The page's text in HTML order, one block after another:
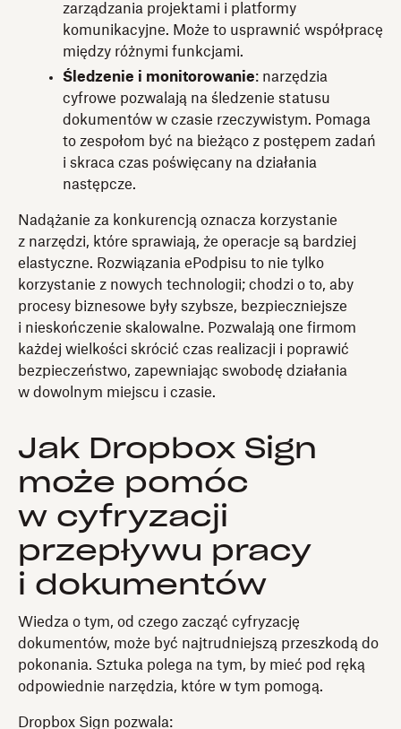
zarządzania projektami i platformy
komunikacyjne. Może to usprawnić współpracę
między różnymi funkcjami.
Śledzenie i monitorowanie: narzędzia
cyfrowe pozwalają na śledzenie statusu
dokumentów w czasie rzeczywistym. Pomaga
to zespołom być na bieżąco z postępem zadań
i skraca czas poświęcany na działania
następcze.
Nadążanie za konkurencją oznacza korzystanie
z narzędzi, które sprawiają, że operacje są bardziej
elastyczne. Rozwiązania ePodpisu to nie tylko
korzystanie z nowych technologii; chodzi o to, aby
procesy biznesowe były szybsze, bezpieczniejsze
i nieskończenie skalowalne. Pozwalają one firmom
każdej wielkości skrócić czas realizacji i poprawić
bezpieczeństwo, zapewniając swobodę działania
w dowolnym miejscu i czasie.
Jak Dropbox Sign
może pomóc
w cyfryzacji
przepływu pracy
i dokumentów
Wiedza o tym, od czego zacząć cyfryzację
dokumentów, może być najtrudniejszą przeszkodą do
pokonania. Sztuka polega na tym, by mieć pod ręką
odpowiednie narzędzia, które w tym pomogą.
Dropbox Sign pozwala: